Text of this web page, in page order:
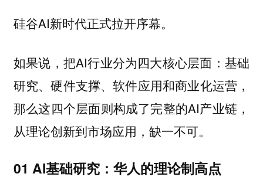
硅谷AI新时代正式拉开序幕。
如果说，把AI行业分为四大核心层面：基础
研究、硬件支撑、软件应用和商业化运营，
那么这四个层面则构成了完整的AI产业链，
从理论创新到市场应用，缺一不可。
01 AI基础研究：华人的理论制高点